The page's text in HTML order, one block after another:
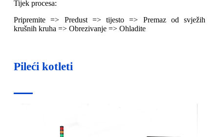
Tijek procesa:
Pripremite => Predust => tijesto => Premaz od svježih
krušnih kruha => Obrezivanje => Ohladite
Pileći kotleti